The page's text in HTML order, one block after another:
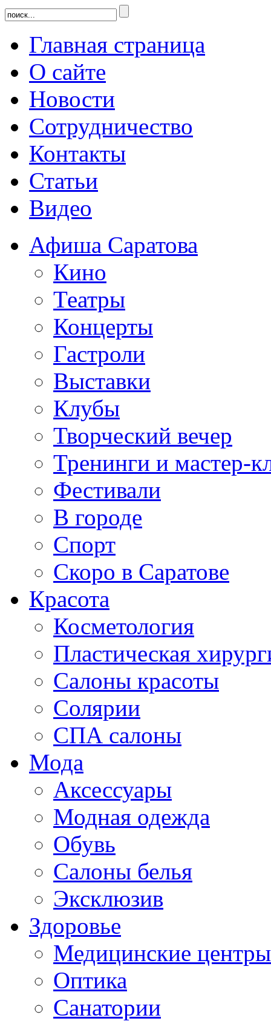
Главная страница
О сайте
Новости
Сотрудничество
Контакты
Статьи
Видео
Афиша Саратова
Кино
Театры
Концерты
Гастроли
Выставки
Клубы
Творческий вечер
Тренинги и мастер-
Фестивали
В городе
Спорт
Скоро в Саратове
Красота
Косметология
Пластическая
Салоны красоты
Солярии
СПА салоны
Мода
Аксессуары
Модная одежда
Обувь
Салоны белья
Эксклюзив
Здоровье
Медицинские центры
Оптика
Санатории